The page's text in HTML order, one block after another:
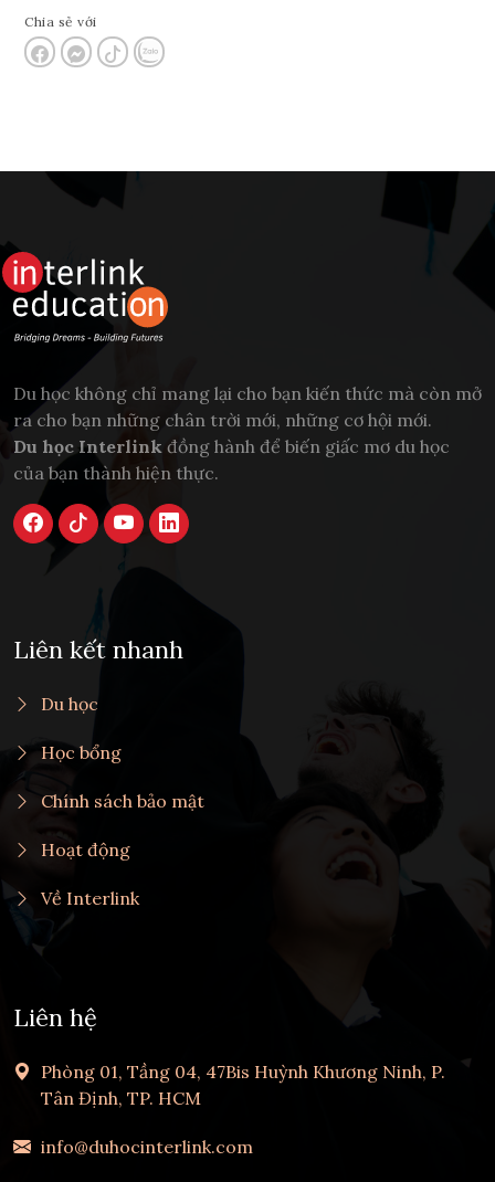
Chia sẻ với
Du học không chỉ mang lại cho bạn kiến thức mà còn mở
ra cho bạn những chân trời mới, những cơ hội mới.
Du học Interlink đồng hành để biến giấc mơ du học
của bạn thành hiện thực.
Liên kết nhanh
Du học
Học bổng
Chính sách bảo mật
Hoạt động
Về Interlink
Liên hệ
Phòng 01, Tầng 04, 47Bis Huỳnh Khương Ninh, P.
Tân Định, TP. HCM
info@duhocinterlink.com